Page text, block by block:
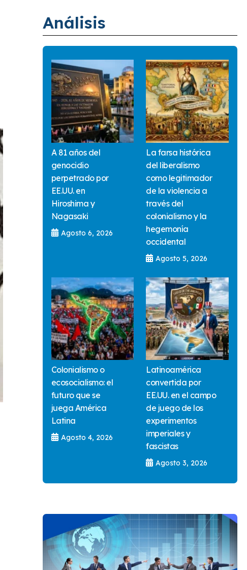
Análisis
A 81 años del
genocidio
perpetrado por
EE.UU. en
Hiroshima y
Nagasaki
Agosto 6, 2026
La farsa histórica
del liberalismo
como legitimador
de la violencia a
través del
colonialismo y la
hegemonía
occidental
Agosto 5, 2026
Colonialismo o
ecosocialismo: el
futuro que se
juega América
Latina
Agosto 4, 2026
Latinoamérica
convertida por
EE.UU. en el campo
de juego de los
experimentos
imperiales y
fascistas
Agosto 3, 2026